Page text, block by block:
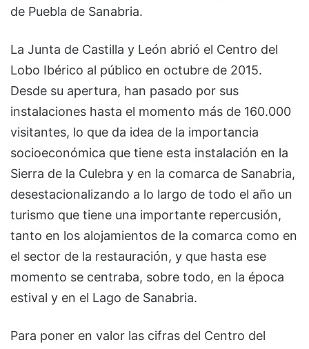
de Puebla de Sanabria.
La Junta de Castilla y León abrió el Centro del
Lobo Ibérico al público en octubre de 2015.
Desde su apertura, han pasado por sus
instalaciones hasta el momento más de 160.000
visitantes, lo que da idea de la importancia
socioeconómica que tiene esta instalación en la
Sierra de la Culebra y en la comarca de Sanabria,
desestacionalizando a lo largo de todo el año un
turismo que tiene una importante repercusión,
tanto en los alojamientos de la comarca como en
el sector de la restauración, y que hasta ese
momento se centraba, sobre todo, en la época
estival y en el Lago de Sanabria.
Para poner en valor las cifras del Centro del